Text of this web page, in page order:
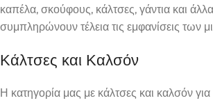
καπέλα, σκούφους, κάλτσες, γάντια και
συμπληρώνουν τέλεια τις εμφανίσεις των
Κάλτσες και Καλσόν
Η κατηγορία μας με κάλτσες και καλσόν